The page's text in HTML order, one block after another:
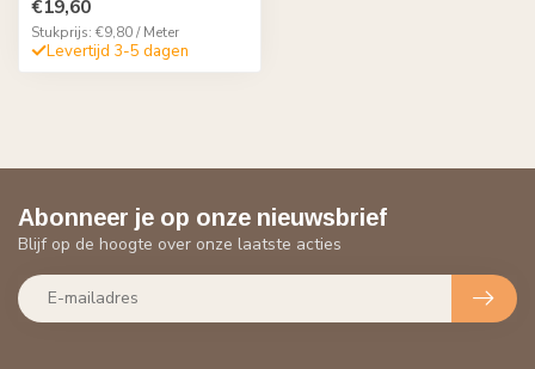
€19,60
Stukprijs: €9,80 / Meter
Levertijd 3-5 dagen
Abonneer je op onze nieuwsbrief
Blijf op de hoogte over onze laatste acties